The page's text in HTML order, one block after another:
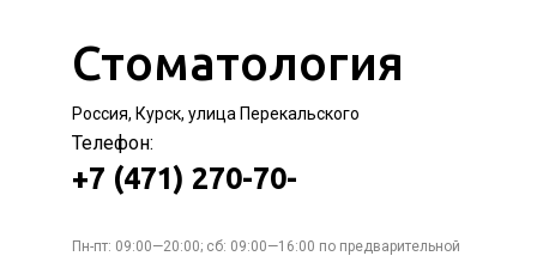
Стоматология
Россия, Курск, улица Перекальского
Телефон:
+7 (471) 270-70-
Пн-пт: 09:00—20:00; сб: 09:00—16:00 по предварительной